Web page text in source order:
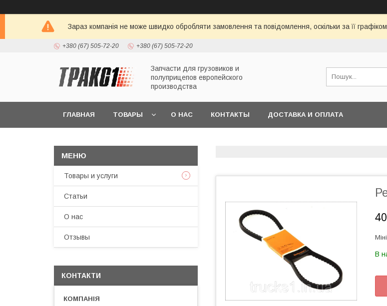
Зараз компанія не може швидко обробляти замовлення та повідомлення, оскільки за її
+380 (67) 505-72-20 +380 (67) 505-72-20
Запчасти для грузовиков и
полуприцепов европейского
производства
ГЛАВНАЯ ТОВАРЫ О НАС КОНТАКТЫ ДОСТАВКА И ОПЛАТА
В
Товары и услуги
Статьи
О нас
Отзывы
КОНТАКТИ